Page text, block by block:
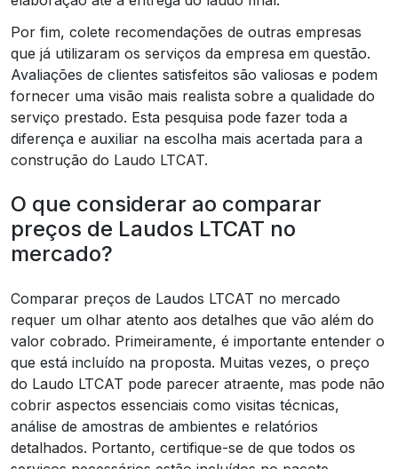
Por fim, colete recomendações de outras empresas
que já utilizaram os serviços da empresa em questão.
Avaliações de clientes satisfeitos são valiosas e podem
fornecer uma visão mais realista sobre a qualidade do
serviço prestado. Esta pesquisa pode fazer toda a
diferença e auxiliar na escolha mais acertada para a
construção do Laudo LTCAT.
O que considerar ao comparar
preços de Laudos LTCAT no
mercado?
Comparar preços de Laudos LTCAT no mercado
requer um olhar atento aos detalhes que vão além do
valor cobrado. Primeiramente, é importante entender o
que está incluído na proposta. Muitas vezes, o preço
do Laudo LTCAT pode parecer atraente, mas pode não
cobrir aspectos essenciais como visitas técnicas,
análise de amostras de ambientes e relatórios
detalhados. Portanto, certifique-se de que todos os